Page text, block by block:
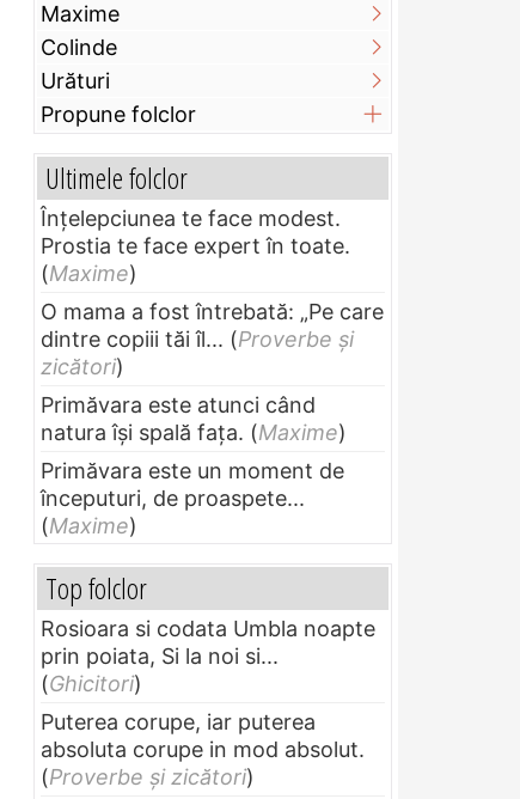
Maxime
Colinde
Urături
Propune folclor
Ultimele folclor
Înțelepciunea te face modest.
Prostia te face expert în toate.
(Maxime)
O mama a fost întrebată: „Pe care
dintre copiii tăi îl... (Proverbe și
zicători)
Primăvara este atunci când
natura își spală fața. (Maxime)
Primăvara este un moment de
începuturi, de proaspete...
(Maxime)
Top folclor
Rosioara si codata Umbla noapte
prin poiata, Si la noi si...
(Ghicitori)
Puterea corupe, iar puterea
absoluta corupe in mod absolut.
(Proverbe și zicători)